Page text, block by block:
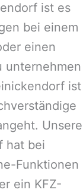
ist es
bei einem
einen
unternehmen
ist
Unsere
hat bei
Funktionen
ein KFZ-